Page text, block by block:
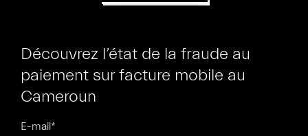
Découvrez l’état de la fraude au
paiement sur facture mobile au
Cameroun
E-mail*